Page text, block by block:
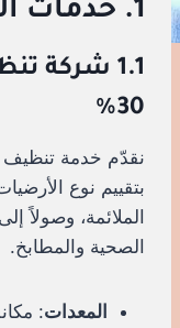
1. خدمات التنظيف المنزلية
1.1 شركة
30%
نقدّم خدمة تنظيف
بتقييم نوع
الملائمة، وصولاً
الصحية والمطابخ.
المعدات: